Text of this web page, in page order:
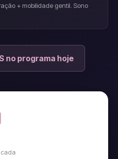
+ mobilidade gentil. Sono
no programa hoje
cada